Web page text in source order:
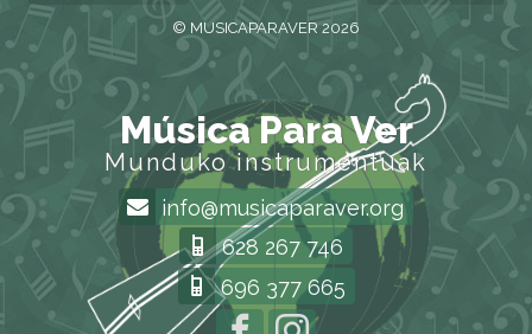
© MUSICAPARAVER 2026
Música Para Ver
Munduko instrumentuak
info@musicaparaver.org
628 267 746
696 377 665